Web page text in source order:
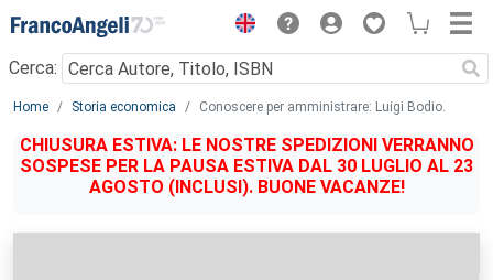
Menu
Cerca:
Main content
Home Storia economica Conoscere per amministrare: Luigi Bodio.
CHIUSURA ESTIVA: LE NOSTRE SPEDIZIONI VERRANNO
SOSPESE PER LA PAUSA ESTIVA DAL 30 LUGLIO AL 23
AGOSTO (INCLUSI). BUONE VACANZE!